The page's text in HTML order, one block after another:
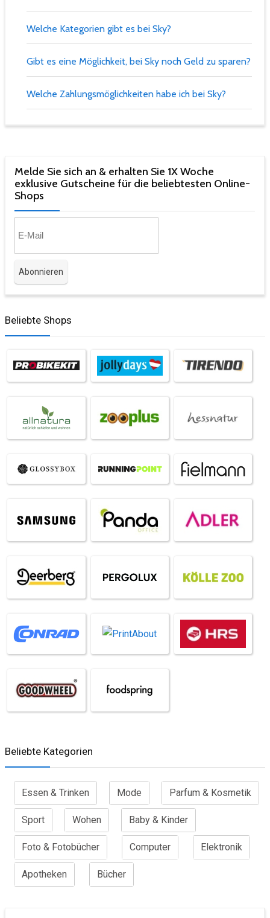
Welche Kategorien gibt es bei Sky?
Gibt es eine Möglichkeit, bei Sky noch Geld zu sparen?
Welche Zahlungsmöglichkeiten habe ich bei Sky?
Melde Sie sich an & erhalten Sie 1X Woche
exklusive Gutscheine für die beliebtesten Online-
Shops​
Beliebte Shops
Beliebte Kategorien
Essen & Trinken Mode Parfum & Kosmetik
Sport Wohen Baby & Kinder
Foto & Fotobücher Computer Elektronik
Apotheken Bücher